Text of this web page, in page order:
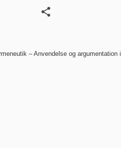
– Anvendelse og argumentation i